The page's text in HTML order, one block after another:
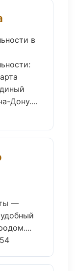
в
Дону....
—